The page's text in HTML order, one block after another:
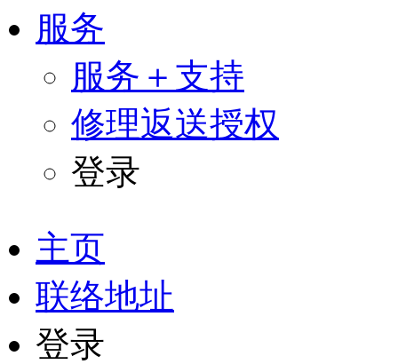
服务
服务＋支持
修理返送授权
登录
引
主页
联络地址
登录